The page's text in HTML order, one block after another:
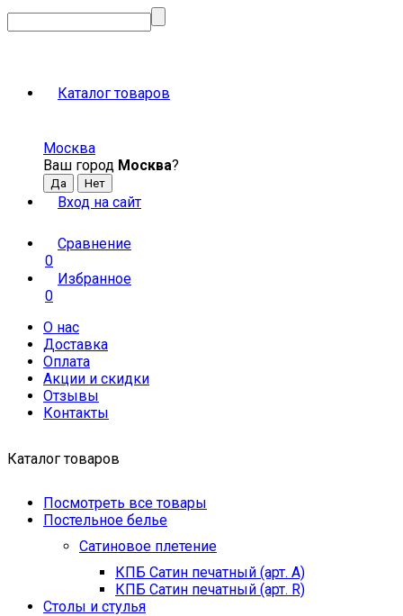
Каталог товаров
Москва
Ваш город Москва?
Вход на сайт
Сравнение
0
Избранное
0
О нас
Доставка
Оплата
Акции и скидки
Отзывы
Контакты
Каталог товаров
Посмотреть все товары
Постельное белье
Сатиновое плетение
КПБ Сатин печатный (арт. A)
КПБ Сатин печатный (арт. R)
Столы и стулья